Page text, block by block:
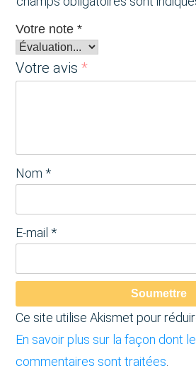
Votre note *
Votre avis *
Nom *
E-mail *
Soumettre
Ce site utilise Akismet pour
En savoir plus sur la façon dont
commentaires sont traitées